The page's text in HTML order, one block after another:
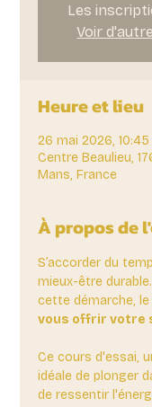
Les
Voir
Heure et lieu
26 mai 2026, 10:45
Centre Beaulieu,
Mans, France
À propos de
S’accorder du
mieux-être
cette démarche, le
vous offrir votre
Ce cours d'essai,
idéale de plonger
de ressentir